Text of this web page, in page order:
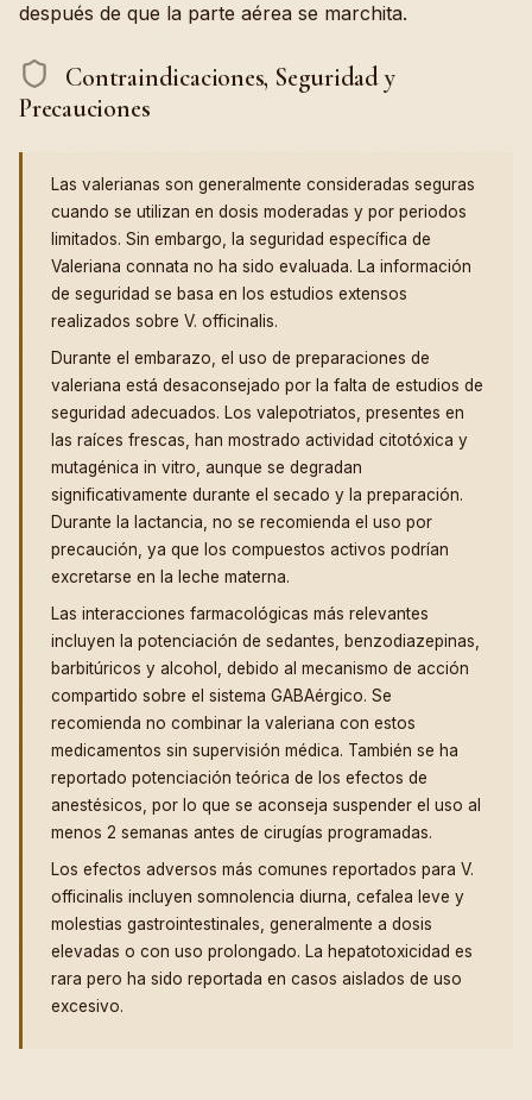
después de que la parte aérea se marchita.
Contraindicaciones, Seguridad y
Precauciones
Las valerianas son generalmente consideradas seguras
cuando se utilizan en dosis moderadas y por periodos
limitados. Sin embargo, la seguridad específica de
Valeriana connata no ha sido evaluada. La información
de seguridad se basa en los estudios extensos
realizados sobre V. officinalis.
Durante el embarazo, el uso de preparaciones de
valeriana está desaconsejado por la falta de estudios de
seguridad adecuados. Los valepotriatos, presentes en
las raíces frescas, han mostrado actividad citotóxica y
mutagénica in vitro, aunque se degradan
significativamente durante el secado y la preparación.
Durante la lactancia, no se recomienda el uso por
precaución, ya que los compuestos activos podrían
excretarse en la leche materna.
Las interacciones farmacológicas más relevantes
incluyen la potenciación de sedantes, benzodiazepinas,
barbitúricos y alcohol, debido al mecanismo de acción
compartido sobre el sistema GABAérgico. Se
recomienda no combinar la valeriana con estos
medicamentos sin supervisión médica. También se ha
reportado potenciación teórica de los efectos de
anestésicos, por lo que se aconseja suspender el uso al
menos 2 semanas antes de cirugías programadas.
Los efectos adversos más comunes reportados para V.
officinalis incluyen somnolencia diurna, cefalea leve y
molestias gastrointestinales, generalmente a dosis
elevadas o con uso prolongado. La hepatotoxicidad es
rara pero ha sido reportada en casos aislados de uso
excesivo.